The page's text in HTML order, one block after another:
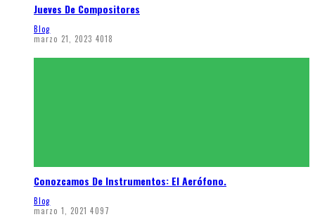
Jueves De Compositores
Blog
marzo 21, 2023 4018
Conozcamos De Instrumentos: El Aerófono.
Blog
marzo 1, 2021 4097